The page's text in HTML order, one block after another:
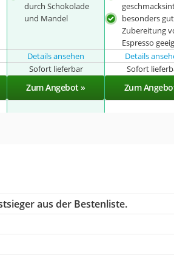
durch Schokolade
und Mandel
besonders
Zubereitung
Espresso
Details ansehen Details
Sofort lieferbar Sofort
Zum Angebot » Zum
aus der Bestenliste.